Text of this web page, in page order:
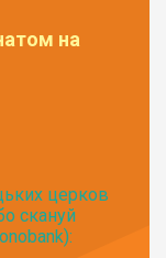
на
церков
скануй